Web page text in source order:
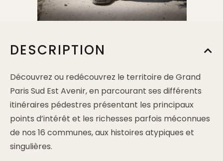
DESCRIPTION
Découvrez ou redécouvrez le territoire de Grand
Paris Sud Est Avenir, en parcourant ses différents
itinéraires pédestres présentant les principaux
points d’intérêt et les richesses parfois méconnues
de nos 16 communes, aux histoires atypiques et
singulières.